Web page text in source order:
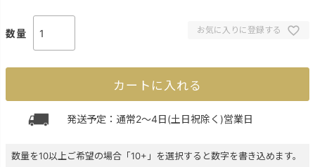
お気に入りに登録する
カートに入れる
発送予定：通常2～4日(土日祝除く)営業日
数量を10以上ご希望の場合「10+」を選択すると数字を書き込めます。